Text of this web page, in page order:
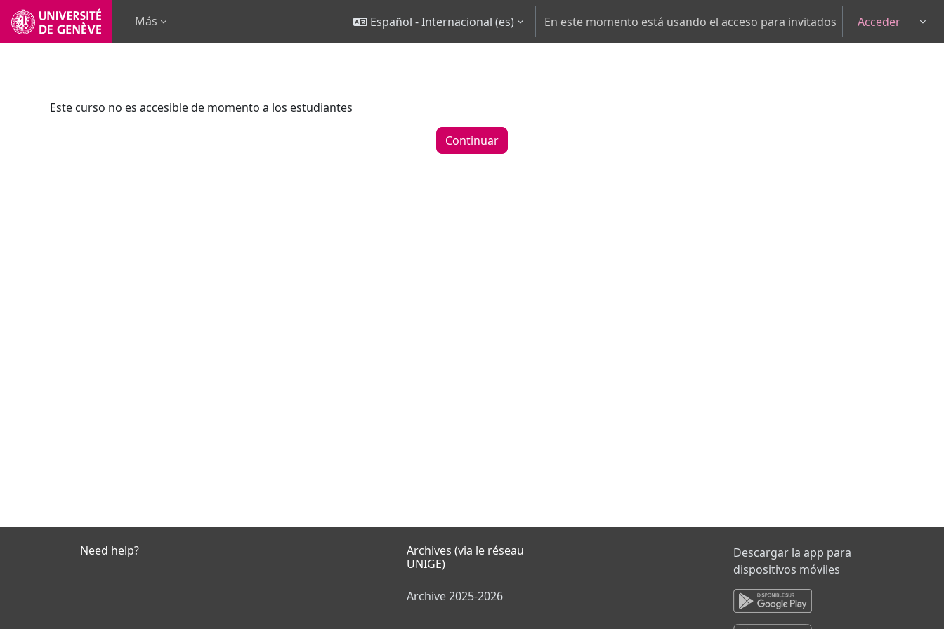
Salta al contenido principal
Más
Español - Internacional ‎(es)‎ En este momento está usando el acceso para invitados Acceder
Este curso no es accesible de momento a los estudiantes
Continuar
Need help?
Archives (via le réseau
UNIGE)
Archive 2025-2026
Descargar la app para
dispositivos móviles